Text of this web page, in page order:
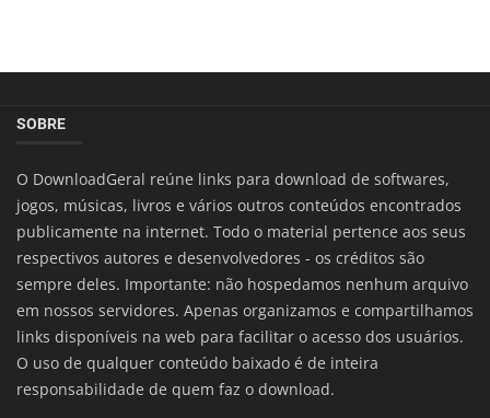
SOBRE
O DownloadGeral reúne links para download de softwares,
jogos, músicas, livros e vários outros conteúdos encontrados
publicamente na internet. Todo o material pertence aos seus
respectivos autores e desenvolvedores - os créditos são
sempre deles. Importante: não hospedamos nenhum arquivo
em nossos servidores. Apenas organizamos e compartilhamos
links disponíveis na web para facilitar o acesso dos usuários.
O uso de qualquer conteúdo baixado é de inteira
responsabilidade de quem faz o download.